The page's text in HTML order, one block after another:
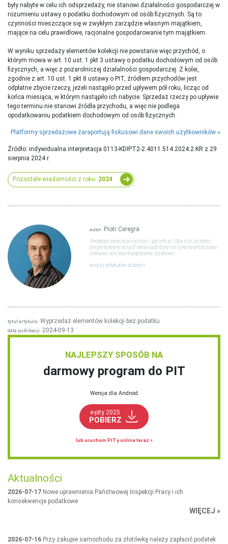
NAJLEPSZY SPOSÓB NA
darmowy program do PIT
Wersja dla Android
e-pity 2025
POBIERZ
lub uruchom PITy online teraz »
Aktualności
2026-07-17 Nowe uprawnienia Państwowej Inspekcji Pracy i ich
konsekwencje podatkowe
WIĘCEJ »
2026-07-16 Przy zakupie samochodu za złotówkę należy zapłacić podatek
były nabyte w celu ich odsprzedaży, nie stanowi działalności gospodarczej w
rozumieniu ustawy o podatku dochodowym od osób fizycznych. Są to
czynności mieszczące się w zwykłym zarządzie własnym majątkiem,
mające na celu prawidłowe, racjonalne gospodarowanie tym majątkiem.
W wyniku sprzedaży elementów kolekcji nie powstanie więc przychód, o
którym mowa w art. 10 ust. 1 pkt 3 ustawy o podatku dochodowym od osób
fizycznych, a więc z pozarolniczej działalności gospodarczej. Z kolei,
zgodnie z art. 10 ust. 1 pkt 8 ustawy o PIT, źródłem przychodów jest
odpłatne zbycie rzeczy, jeżeli nastąpiło przed upływem pół roku, licząc od
końca miesiąca, w którym nastąpiło ich nabycie. Sprzedaż rzeczy po upływie
tego terminu nie stanowi źródła przychodu, a więc nie podlega
opodatkowaniu podatkiem dochodowym od osób fizycznych.
Platformy sprzedażowe zaraportują fiskusowi dane swoich użytkowników
Źródło: indywidualna interpretacja 0113-KDIPT2-2.4011.514.2024.2.KR z 29
sierpnia 2024 r.
Pozostałe wiadomości z roku: 2024
autor: Piotr Ceregra
Redaktor serwisów e-pity.pl i jpk.info.pl. Dba o to, by treści
prezentowane w tych serwisach były nie tylko wartościowe i
ciekawe, ale także poprawne językowo.
więcej artykułów autora
tytuł artykułu: Wyprzedaż elementów kolekcji bez podatku
data publikacji: 2024-09-13